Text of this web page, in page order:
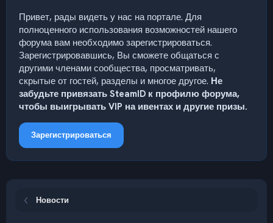
Привет, рады видеть у нас на портале. Для
полноценного использования возможностей нашего
форума вам необходимо зарегистрироваться.
Зарегистрировавшись, Вы сможете общаться с
другими членами сообщества, просматривать,
скрытые от гостей, разделы и многое другое. Не
забудьте привязать SteamID к профилю форума,
чтобы выигрывать VIP на ивентах и другие призы.
Зарегистрироваться
Новости